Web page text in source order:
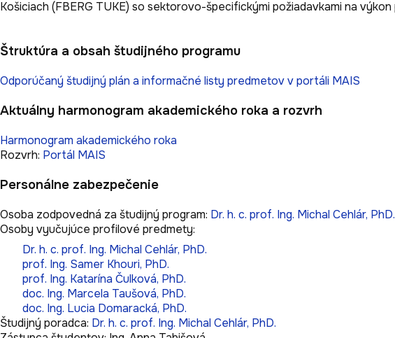
Štruktúra a obsah študijného programu
Odporúčaný študijný plán a informačné listy predmetov v portáli MAIS
Aktuálny harmonogram akademického roka a rozvrh
Harmonogram akademického roka
Rozvrh: Portál MAIS
Personálne zabezpečenie
Osoba zodpovedná za študijný program: Dr. h. c. prof. Ing. Michal Cehlár, PhD.
Osoby vyučujúce profilové predmety:
Dr. h. c. prof. Ing. Michal Cehlár, PhD.
prof. Ing. Samer Khouri, PhD.
prof. Ing. Katarína Čulková, PhD.
doc. Ing. Marcela Taušová, PhD.
doc. Ing. Lucia Domaracká, PhD.
Študijný poradca: Dr. h. c. prof. Ing. Michal Cehlár, PhD.